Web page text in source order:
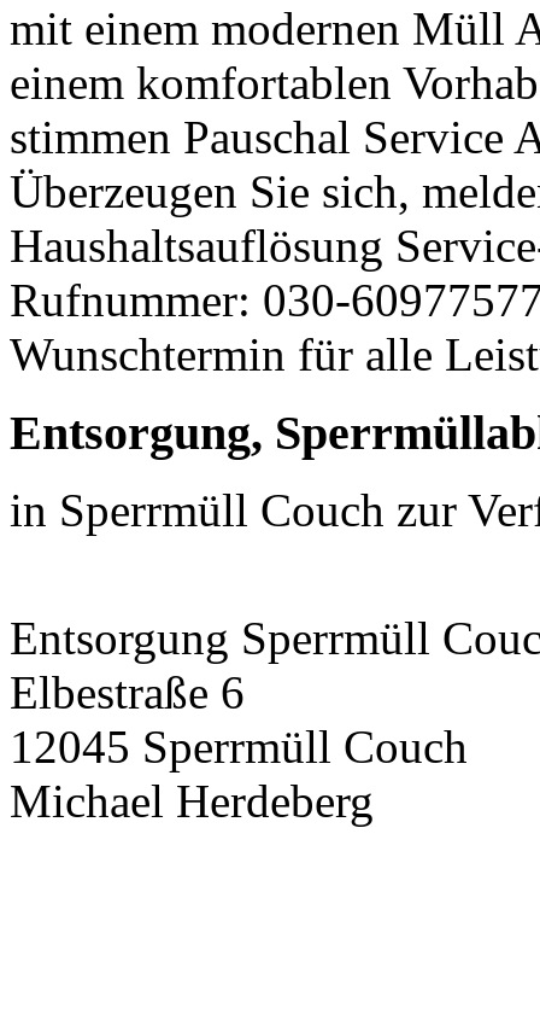
mit einem modernen Müll
einem komfortablen
stimmen Pauschal Service
Überzeugen Sie sich,
Haushaltsauflösung
Rufnummer: 030-
Wunschtermin für alle
Entsorgung,
in Sperrmüll Couch zur
Entsorgung Sperrmüll
Elbestraße 6
12045 Sperrmüll Couch
Michael Herdeberg